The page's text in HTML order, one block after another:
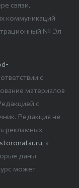
связи,
коммуникаций
№ Эл
с
материалов
с
Редакция не
рекламных
, а
даны
может